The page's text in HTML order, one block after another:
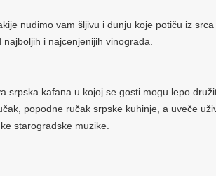
nudimo vam šljivu i dunju koje potiču iz srca
i najcenjenijih vinograda.
srpska kafana u kojoj se gosti mogu lepo
popodne ručak srpske kuhinje, a uveče
starogradske muzike.